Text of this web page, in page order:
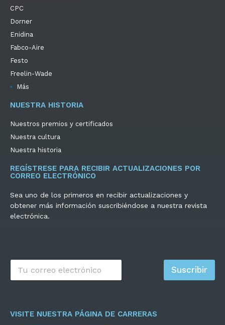
CPC
Dorner
Enidina
Fabco-Aire
Festo
Freelin-Wade
Más
NUESTRA HISTORIA
Nuestros premios y certificados
Nuestra cultura
Nuestra historia
REGÍSTRESE PARA RECIBIR ACTUALIZACIONES POR
CORREO ELECTRÓNICO
Sea uno de los primeros en recibir actualizaciones y
obtener más información suscribiéndose a nuestra revista
electrónica.
C
r
o
Suscribir
VISITE NUESTRA PÁGINA DE CARRERAS